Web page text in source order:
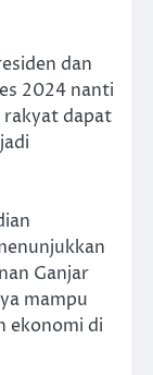
dan
2024 nanti
rakyat dapat
Ganjar
mampu
ekonomi di